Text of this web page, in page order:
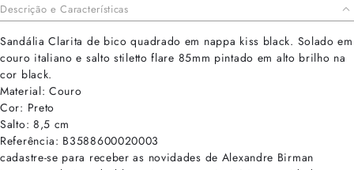
Descrição e Características
Sandália Clarita de bico quadrado em nappa kiss black. Solado em
couro italiano e salto stiletto flare 85mm pintado em alto brilho na
cor black.
Material: Couro
Cor: Preto
Salto: 8,5 cm
Referência: B3588600020003
cadastre-se para receber as novidades de Alexandre Birman